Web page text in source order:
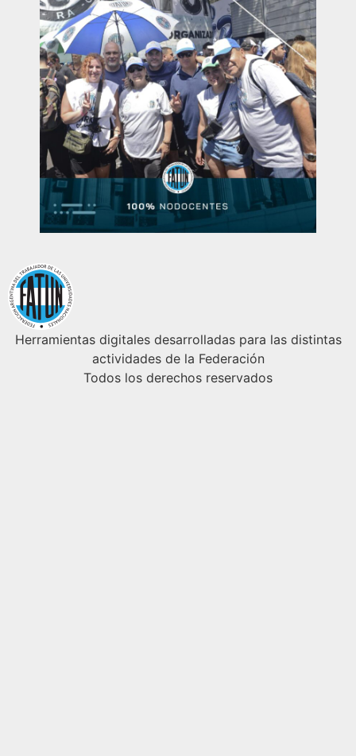
Herramientas digitales desarrolladas para las distintas
actividades de la Federación
Todos los derechos reservados